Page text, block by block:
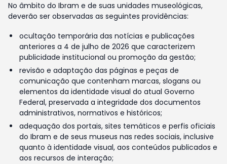
No âmbito do Ibram e de suas unidades museológicas,
deverão ser observadas as seguintes providências:
ocultação temporária das notícias e publicações
anteriores a 4 de julho de 2026 que caracterizem
publicidade institucional ou promoção da gestão;
revisão e adaptação das páginas e peças de
comunicação que contenham marcas, slogans ou
elementos da identidade visual do atual Governo
Federal, preservada a integridade dos documentos
administrativos, normativos e históricos;
adequação dos portais, sites temáticos e perfis oficiais
do Ibram e de seus museus nas redes sociais, inclusive
quanto à identidade visual, aos conteúdos publicados e
aos recursos de interação;